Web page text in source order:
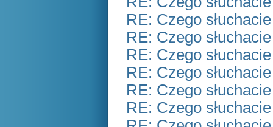
RE: Czego
RE: Czego
RE: Czego
RE: Czego
RE: Czego
RE: Czego